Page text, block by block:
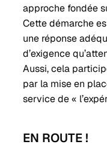
approche fondée
Cette démarche
une réponse
d’exigence
Aussi, cela
par la mise en
service de «
EN ROUTE !